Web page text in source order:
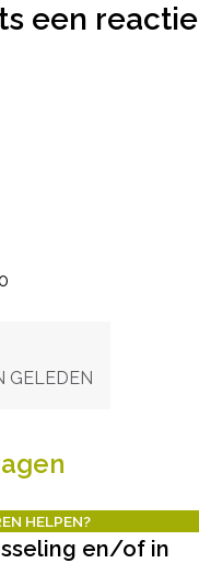
een reactie
GELEDEN
HELPEN?
en/of in